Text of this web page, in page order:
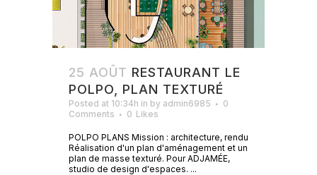
25 AOÛT RESTAURANT LE
POLPO, PLAN TEXTURÉ
Posted at 10:34h in by admin6985
0
Comments
0 Likes
POLPO PLANS Mission : architecture, rendu
Réalisation d'un plan d'aménagement et un
plan de masse texturé. Pour ADJAMÉE,
studio de design d'espaces. ...